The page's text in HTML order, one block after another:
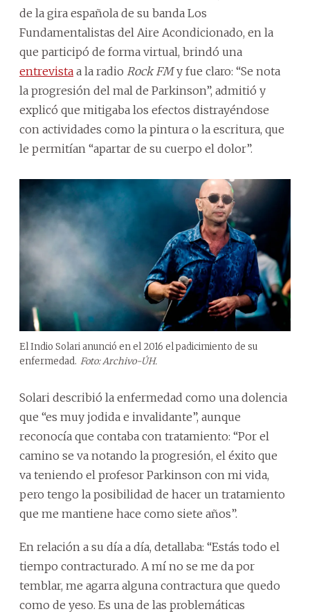
de la gira española de su banda Los
Fundamentalistas del Aire Acondicionado, en la
que participó de forma virtual, brindó una
entrevista a la radio Rock FMy fue claro: “Se nota
la progresión del mal de Parkinson”, admitió y
explicó que mitigaba los efectos distrayéndose
con actividades como la pintura o la escritura, que
le permitían “apartar de su cuerpo el dolor”.
El Indio Solari anunció en el 2016 el padicimiento de su
enfermedad. Foto: Archivo-ÚH.
Solari describió la enfermedad como una dolencia
que “es muy jodida e invalidante”, aunque
reconocía que contaba con tratamiento: “Por el
camino se va notando la progresión, el éxito que
va teniendo el profesor Parkinson con mi vida,
pero tengo la posibilidad de hacer un tratamiento
que me mantiene hace como siete años”.
En relación a su día a día, detallaba: “Estás todo el
tiempo contracturado. A mí no se me da por
temblar, me agarra alguna contractura que quedo
como de yeso. Es una de las problemáticas